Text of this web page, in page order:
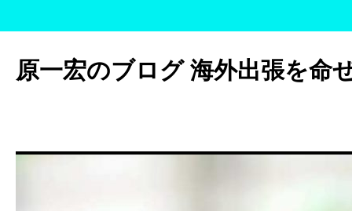
テ
ン
ッ
原一宏のブログ 海外出張を命